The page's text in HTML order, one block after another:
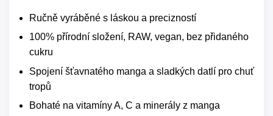
Ručně vyráběné s láskou a precizností
100% přírodní složení, RAW, vegan, bez přidaného
cukru
Spojení šťavnatého manga a sladkých datlí pro chuť
tropů
Bohaté na vitamíny A, C a minerály z manga